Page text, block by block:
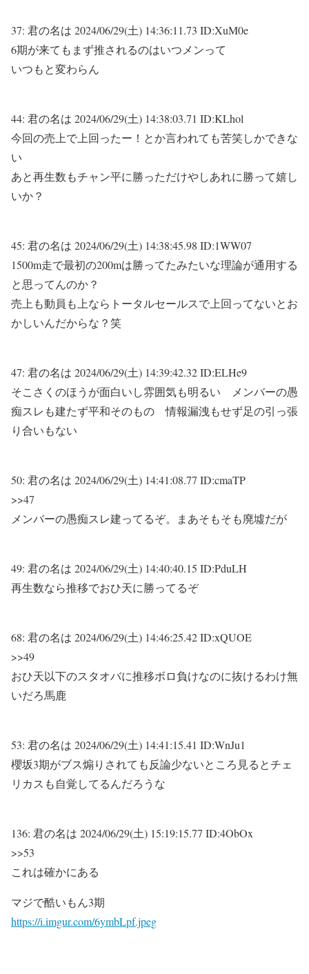
37: 君の名は 2024/06/29(土) 14:36:11.73 ID:XuM0e
6期が来てもまず推されるのはいつメンって
いつもと変わらん
44: 君の名は 2024/06/29(土) 14:38:03.71 ID:KLhol
今回の売上で上回ったー！とか言われても苦笑しかできな
い
あと再生数もチャン平に勝っただけやしあれに勝って嬉し
いか？
45: 君の名は 2024/06/29(土) 14:38:45.98 ID:1WW07
1500m走で最初の200mは勝ってたみたいな理論が通用する
と思ってんのか？
売上も動員も上ならトータルセールスで上回ってないとお
かしいんだからな？笑
47: 君の名は 2024/06/29(土) 14:39:42.32 ID:ELHe9
そこさくのほうが面白いし雰囲気も明るい メンバーの愚
痴スレも建たず平和そのもの 情報漏洩もせず足の引っ張
り合いもない
50: 君の名は 2024/06/29(土) 14:41:08.77 ID:cmaTP
>>47
メンバーの愚痴スレ建ってるぞ。まあそもそも廃墟だが
49: 君の名は 2024/06/29(土) 14:40:40.15 ID:PduLH
再生数なら推移でおひ天に勝ってるぞ
68: 君の名は 2024/06/29(土) 14:46:25.42 ID:xQUOE
>>49
おひ天以下のスタオバに推移ボロ負けなのに抜けるわけ無
いだろ馬鹿
53: 君の名は 2024/06/29(土) 14:41:15.41 ID:WnJu1
櫻坂3期がブス煽りされても反論少ないところ見るとチェ
リカスも自覚してるんだろうな
136: 君の名は 2024/06/29(土) 15:19:15.77 ID:4ObOx
>>53
これは確かにある
マジで酷いもん3期
https://i.imgur.com/6ymbLpf.jpeg